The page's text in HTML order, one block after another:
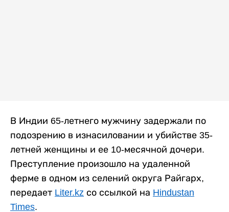
В Индии 65-летнего мужчину задержали по
подозрению в изнасиловании и убийстве 35-
летней женщины и ее 10-месячной дочери.
Преступление произошло на удаленной
ферме в одном из селений округа Райгарх,
передает Liter.kz со ссылкой на Hindustan
Times.